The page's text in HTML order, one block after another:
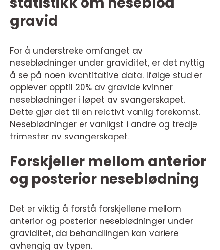
gravid
For å understreke omfanget av
neseblødninger under graviditet, er det nyttig
å se på noen kvantitative data. Ifølge studier
opplever opptil 20% av gravide kvinner
neseblødninger i løpet av svangerskapet.
Dette gjør det til en relativt vanlig forekomst.
Neseblødninger er vanligst i andre og tredje
trimester av svangerskapet.
Forskjeller mellom anterior
og posterior neseblødning
Det er viktig å forstå forskjellene mellom
anterior og posterior neseblødninger under
graviditet, da behandlingen kan variere
avhengig av typen.